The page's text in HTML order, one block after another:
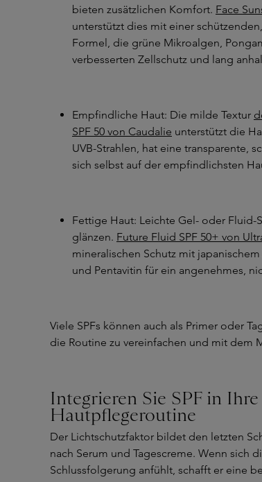
bieten zusätzlichen Komfort. Face
unterstützt dies mit einer
Formel, die grüne Mikroalgen,
verbesserten Zellschutz und lang
Empfindliche Haut: Die milde Textur
SPF 50 von Caudalie unterstützt die
UVB-Strahlen, hat eine transparente,
sich selbst auf der empfindlichsten
Fettige Haut: Leichte Gel- oder Fluid-
glänzen. Future Fluid SPF 50+ von
mineralischen Schutz mit
und Pentavitin für ein angenehmes,
Viele SPFs können auch als Primer oder
die Routine zu vereinfachen und mit dem
Integrieren Sie SPF in
Hautpflegeroutine
Der Lichtschutzfaktor bildet den letzten
nach Serum und Tagescreme. Wenn sich
Schlussfolgerung anfühlt, schafft er eine